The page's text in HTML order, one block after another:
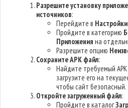
Разрешите установку
источников:
Перейдите в Настройки
Пройдите в категорию
Приложения на
Разрешите опцию
Сохраните APK файл:
Найдите требуемый
загрузите его на
чтобы сайт безопасный.
Откройте загруженный файл:
Пройдите в каталог